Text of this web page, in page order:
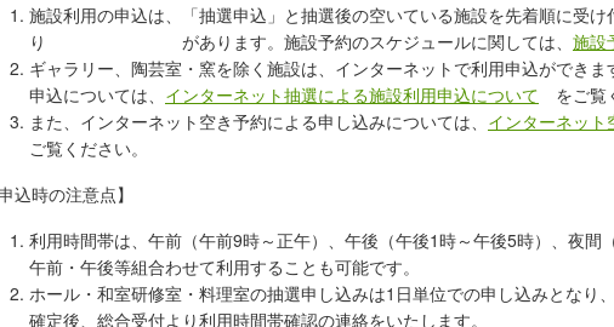
施設利用の申込は、「抽選申込」と抽選後の空いている施設を先着順に受け
り があります。施設予約のスケジュールに関しては、 施設
ギャラリー、陶芸室・窯を除く施設は、インターネットで利用申込ができ
申込については、 インターネット抽選による施設利用申込について をご覧
また、インターネット空き予約による申し込みについては、 インターネット
ご覧ください。
込時の注意点】
利用時間帯は、午前（午前9時～正午）、午後（午後1時～午後5時）、夜間
午前・午後等組合わせて利用することも可能です。
ホール・和室研修室・料理室の抽選申し込みは1日単位での申し込みとなり
確定後、総合受付より利用時間帯確認の連絡をいたします。